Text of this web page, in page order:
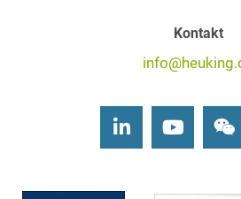
Kontakt
LinkedIn